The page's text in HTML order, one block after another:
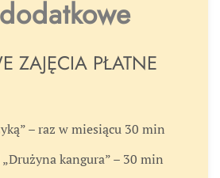
ZAJĘCIA PŁATNE
– raz w miesiącu 30 min
kangura” – 30 min